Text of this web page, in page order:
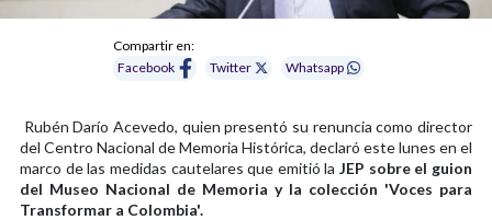
Compartir en:
Facebook
Twitter Whatsapp
Rubén Darío Acevedo, quien presentó su renuncia como director
del Centro Nacional de Memoria Histórica, declaró este lunes en el
marco de las medidas cautelares que emitió la JEP sobre el guion
del Museo Nacional de Memoria y la colección 'Voces para
Transformar a Colombia'.